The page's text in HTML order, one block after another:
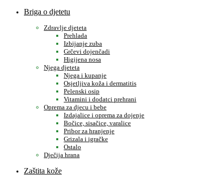
Briga o djetetu
Zdravlje djeteta
Prehlada
Izbijanje zuba
Grčevi dojenčadi
Higijena nosa
Njega djeteta
Njega i kupanje
Osjetljiva koža i dermatitis
Pelenski osip
Vitamini i dodatci prehrani
Oprema za djecu i bebe
Izdajalice i oprema za dojenje
Bočice, sisačice, varalice
Pribor za hranjenje
Grizala i igračke
Ostalo
Dječija hrana
Zaštita kože